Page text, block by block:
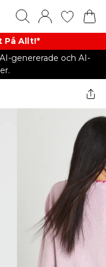
På Allt!*
genererade och AI-